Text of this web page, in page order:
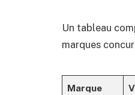
Un tableau
marques
Marque